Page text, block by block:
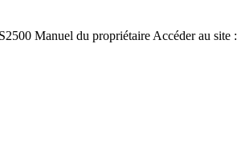
Manuel du propriétaire Accéder au site :